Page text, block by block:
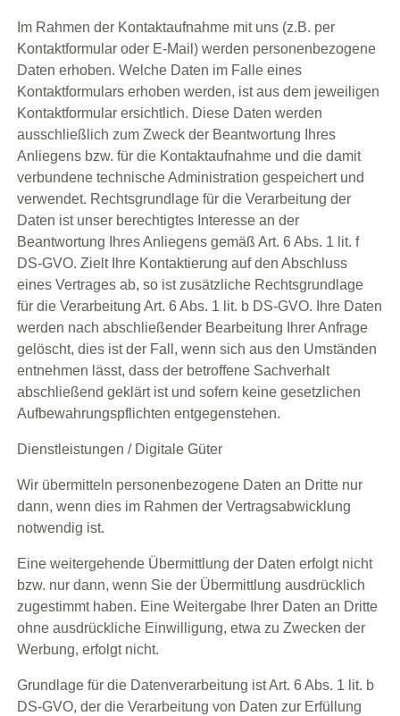
Im Rahmen der Kontaktaufnahme mit uns (z.B. per
Kontaktformular oder E-Mail) werden personenbezogene
Daten erhoben. Welche Daten im Falle eines
Kontaktformulars erhoben werden, ist aus dem jeweiligen
Kontaktformular ersichtlich. Diese Daten werden
ausschließlich zum Zweck der Beantwortung Ihres
Anliegens bzw. für die Kontaktaufnahme und die damit
verbundene technische Administration gespeichert und
verwendet. Rechtsgrundlage für die Verarbeitung der
Daten ist unser berechtigtes Interesse an der
Beantwortung Ihres Anliegens gemäß Art. 6 Abs. 1 lit. f
DS-GVO. Zielt Ihre Kontaktierung auf den Abschluss
eines Vertrages ab, so ist zusätzliche Rechtsgrundlage
für die Verarbeitung Art. 6 Abs. 1 lit. b DS-GVO. Ihre Daten
werden nach abschließender Bearbeitung Ihrer Anfrage
gelöscht, dies ist der Fall, wenn sich aus den Umständen
entnehmen lässt, dass der betroffene Sachverhalt
abschließend geklärt ist und sofern keine gesetzlichen
Aufbewahrungspflichten entgegenstehen.
Dienstleistungen / Digitale Güter
Wir übermitteln personenbezogene Daten an Dritte nur
dann, wenn dies im Rahmen der Vertragsabwicklung
notwendig ist.
Eine weitergehende Übermittlung der Daten erfolgt nicht
bzw. nur dann, wenn Sie der Übermittlung ausdrücklich
zugestimmt haben. Eine Weitergabe Ihrer Daten an Dritte
ohne ausdrückliche Einwilligung, etwa zu Zwecken der
Werbung, erfolgt nicht.
Grundlage für die Datenverarbeitung ist Art. 6 Abs. 1 lit. b
DS-GVO, der die Verarbeitung von Daten zur Erfüllung